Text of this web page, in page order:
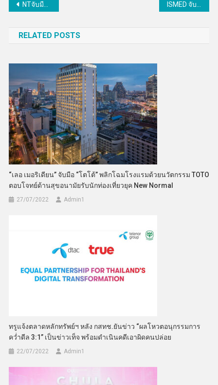
แนะแนว
NTจับมือTelehouseเสริมแกร่งบริการเชื่อมต่อเน็ตทั้งในและต่างประเทศ
RELATED POSTS
“เลอ เมอริเดียน” จับมือ “โตโต้” พลิกโฉมโรงแรมด้วยนวัตกรรม TOTO
ตอบโจทย์ด้านสุขอนามัยรับนักท่องเที่ยวยุค New Normal
27/07/2022 Admin​1
ทรูแจ้งตลาดหลักทรัพย์ฯ หลัง กสทช.ยันข่าว “ผลโหวตอนุกรรมการ
คว่ำดีล 3:1” เป็นข่าวเท็จ พร้อมดำเนินคดีเอาผิดคนปล่อย
22/07/2022 Admin​1